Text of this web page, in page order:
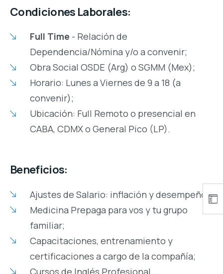
Condiciones Laborales:
Full Time - Relación de
Dependencia/Nómina y/o a convenir;
Obra Social OSDE (Arg) o SGMM (Mex);
Horario: Lunes a Viernes de 9 a 18 (a
convenir);
Ubicación: Full Remoto o presencial en
CABA, CDMX o General Pico (LP).
Beneficios:
Ajustes de Salario: inflación y desempeño;
Medicina Prepaga para vos y tu grupo
familiar;
Capacitaciones, entrenamiento y
certificaciones a cargo de la compañía;
Cursos de Inglés Profesional.